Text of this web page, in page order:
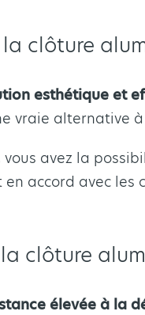
clôture
esthétique et
vraie alternative
avez la
accord avec les
clôture
élevée à la